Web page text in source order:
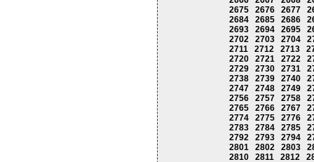
2675
2676 2677
2684
2685 2686
2693
2694 2695
2702
2703 2704
2711
2712 2713
2720
2721 2722
2729
2730 2731
2738
2739 2740
2747
2748 2749
2756
2757 2758
2765
2766 2767
2774
2775 2776
2783
2784 2785
2792
2793 2794
2801
2802 2803
2810
2811 2812